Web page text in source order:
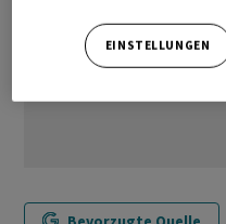
EINSTELLUNGEN